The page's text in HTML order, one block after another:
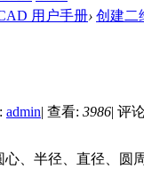
用户手册› 创建二
admin| 查看: 3986| 评
、半径、直径、圆